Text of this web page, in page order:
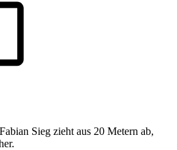
Sieg zieht aus 20 Metern ab,